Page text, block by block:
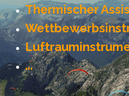
Thermischer
...